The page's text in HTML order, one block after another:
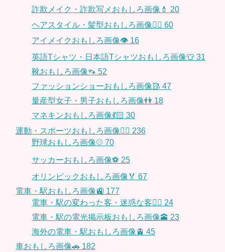
詐欺メイク・詐欺写メおもしろ画像💄 20
ヘアスタイル・髪型おもしろ画像👱‍♀️ 60
アイメイクおもしろ画像👁 16
英語Tシャツ・日本語Tシャツおもしろ画像👕 31
靴おもしろ画像👡 52
ファッションショーおもしろ画像🥻 47
量産型女子・男子おもしろ画像👫 18
マネキンおもしろ画像💃🏻 30
運動・スポーツおもしろ画像🏃‍♂️ 236
野球おもしろ画像⚾ 70
サッカーおもしろ画像⚽️ 25
オリンピックおもしろ画像🏅 67
電車・駅おもしろ画像🚉 177
電車・駅の変わった客・迷惑な客🤦‍♀️ 24
電車・駅の電光掲示板おもしろ画像🕋 23
海外の電車・駅おもしろ画像🚊 45
車おもしろ画像🚗 182